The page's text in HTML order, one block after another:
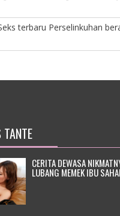
terbaru Perselinkuhan
TANTE
CERITA DEWASA
LUBANG MEMEK IBU